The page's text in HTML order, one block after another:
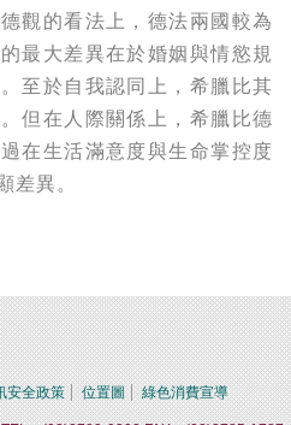
觀的看法上，德法兩國較為
最大差異在於婚姻與情慾規
至於自我認同上，希臘比其
但在人際關係上，希臘比德
在生活滿意度與生命掌控度
差異。
安全政策 位置圖 綠色消費宣導